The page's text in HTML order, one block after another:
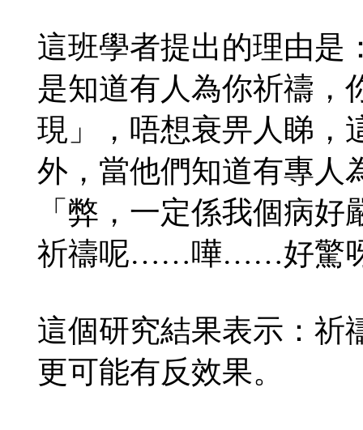
這班學者提出的理由是
是知道有人為你祈禱，
現」，唔想衰畀人睇，
外，當他們知道有專人
「弊，一定係我個病
祈禱呢……嘩……好驚
這個研究結果表示：祈
更可能有反效果。